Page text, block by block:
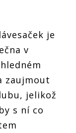
je
v
zaujmout
jelikož
s ní co